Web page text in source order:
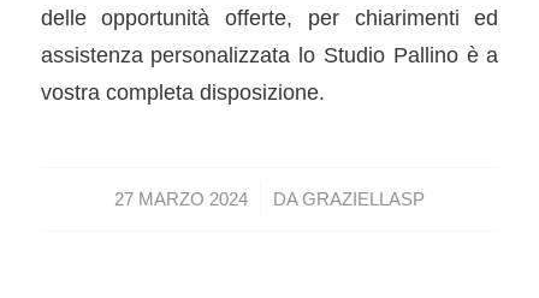
delle opportunità offerte, per chiarimenti ed
assistenza personalizzata lo Studio Pallino è a
vostra completa disposizione.
27 MARZO 2024
/ DAGRAZIELLASP